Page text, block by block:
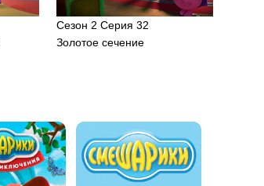
Сезон 2 Серия 32
Золотое сечение